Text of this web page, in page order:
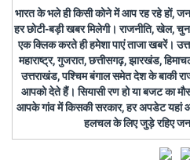
भारत के भले ही किसी कोने में आप रह रहे हों,
हर छोटी-बड़ी खबर मिलेगी। राजनीति, खेल,
एक क्लिक करते ही हमेशा पाएं ताजा खबरें।
महाराष्ट्र, गुजरात, छत्तीसगढ़, झारखंड,
उत्तराखंड, पश्चिम बंगाल समेत देश के बाकी
आपको देते हैं। सियासी रण हो या बजट का
आपके गांव में किसकी सरकार, हर अपडेट यहां
हलचल के लिए जुड़े रहिए